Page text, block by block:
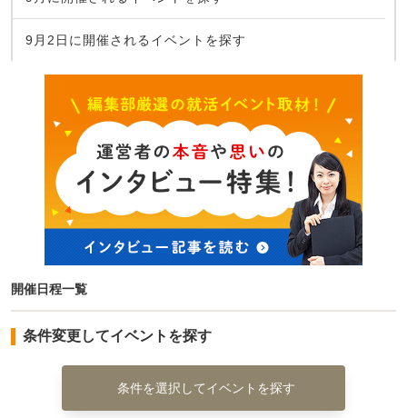
9月2日に開催されるイベントを探す
開催日程一覧
条件変更してイベントを探す
条件を選択してイベントを探す